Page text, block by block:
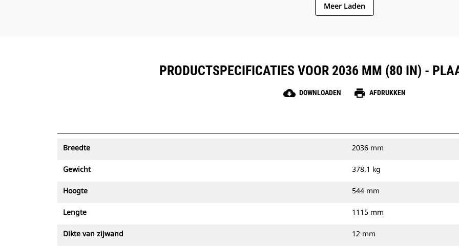
Meer Laden
PRODUCTSPECIFICATIES VOOR 2036 MM (80 IN) -
cloud_download DOWNLOADEN print AFDRUKKEN
Breedte 2036 mm
Gewicht 378.1 kg
Hoogte 544 mm
Lengte 1115 mm
Dikte van zijwand 12 mm